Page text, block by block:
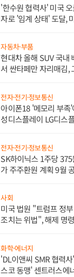
'한수원 협력사' 미국
자로 '임계 상태' 도달,
자동차·부품
현대차 올해 SUV 국내
서 싼타페만 자리매김,
전자·전기·정보통신
아이폰18 '메모리 부족
성디스플레이 LG디스
전자·전기·정보통신
SK하이닉스 1주당
가 주주환원 계획 9월
사회
미국 법원 "트럼프 정
조치는 위법", 해제 명
화학·에너지
'DL이앤씨 SMR 협력
스코 동맹' 센트러스에